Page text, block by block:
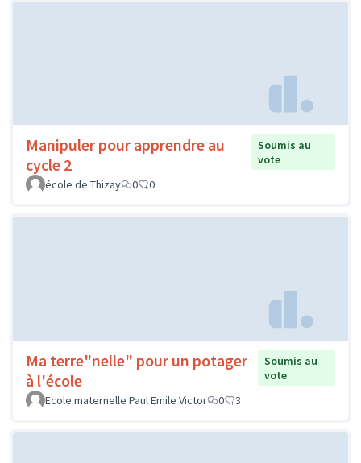
Manipuler pour apprendre au
cycle 2
Soumis au
vote
école de Thizay
0 0
Ma terre"nelle" pour un potager
à l'école
Soumis au
vote
Ecole maternelle Paul Emile Victor
0 3